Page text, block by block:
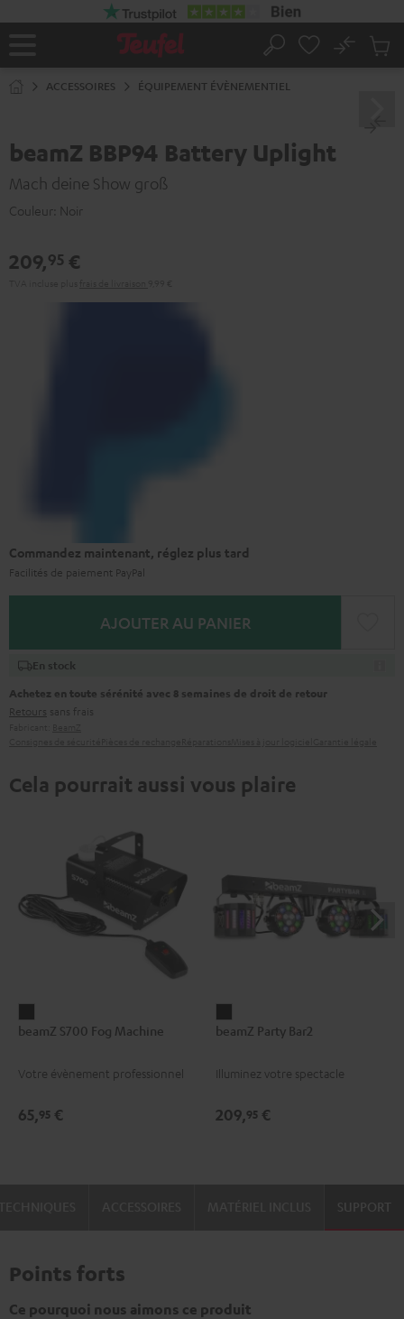
Page
Rechercher
No
ACCESSOIRES ÉQUIPEMENT ÉVÈNEMENTIEL
beamZ BBP94 Battery Uplight
Mach deine Show groß
Couleur: Noir
209,95 €
Commandez maintenant, réglez plus tard
Facilités de paiement PayPal
AJOUTER AU PANIER
En stock
Achetez en toute sérénité avec 8 semaines de droit de retour
Retours sans frais
Cela pourrait aussi vous plaire
S700
Machine
beamZ S700 Fog Machine
Votre évènement professionnel
65,95 €
Party
Noir
beamZ Party Bar2
Illuminez votre spectacle
209,95 €
SUPPORT
Points forts
Ce pourquoi nous aimons ce produit